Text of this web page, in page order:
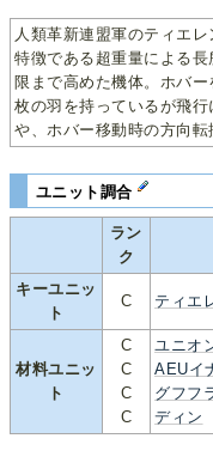
人類革新連盟軍のティエ
特徴である超重量による
限まで高めた機体。ホバ
枚の羽を持っているが飛
や、ホバー移動時の方向転
ユニット調合
ラン
ク
キーユニッ
ト
C ティエ
材料ユニッ
ト
C
C
C
C
ユニオ
AEUイ
グフフ
ディン